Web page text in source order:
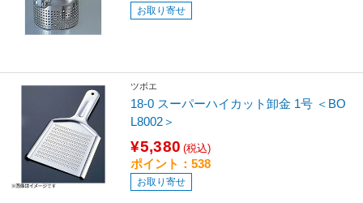
お取り寄せ
ツボエ
18-0 スーパーハイカット卸金 1号 ＜BO
L8002＞
¥5,380 (税込)
ポイント：538
お取り寄せ